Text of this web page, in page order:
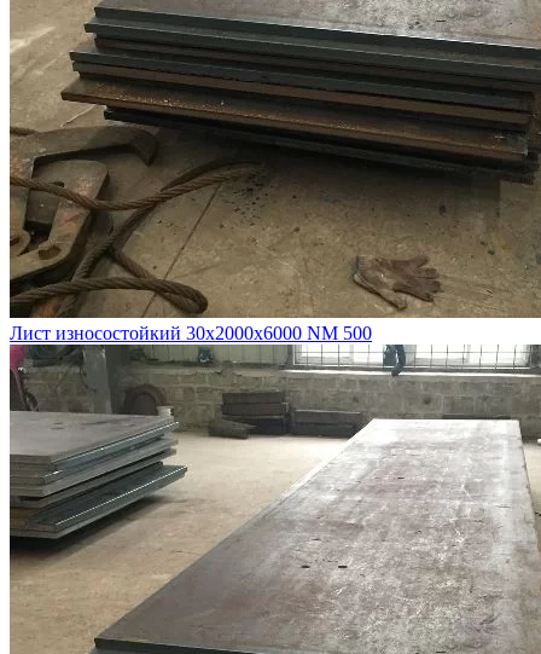
Лист износостойкий 30х2000х6000 NM 500